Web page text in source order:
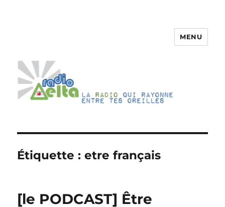
MENU
Étiquette :etre français
[le PODCAST] Être